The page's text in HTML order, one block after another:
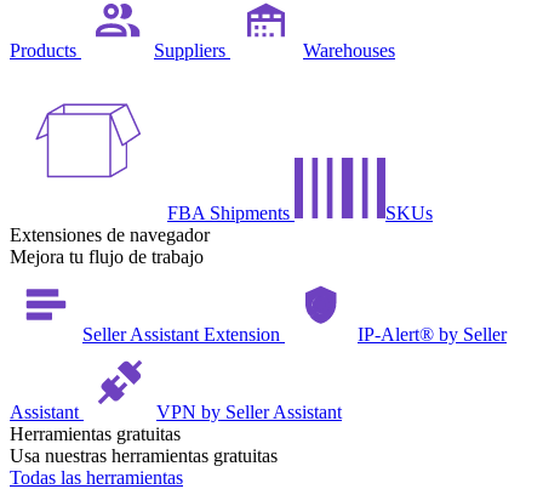
Products Suppliers Warehouses
FBA Shipments
SKUs
Extensiones de navegador
Mejora tu flujo de trabajo
Seller Assistant Extension IP-Alert® by Seller
Assistant
VPN by Seller Assistant
Herramientas gratuitas
Usa nuestras herramientas gratuitas
Todas las herramientas